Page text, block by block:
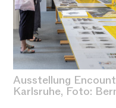
Ausstellung
Karlsruhe, Foto: